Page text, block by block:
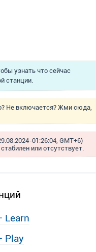
узнать что сейчас
станции.
Не включается? Жми сюда,
01:26:04, GMT+6)
или отсутствует.
Learn
Play